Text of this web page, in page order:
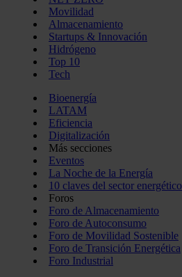
Movilidad
Almacenamiento
Startups & Innovación
Hidrógeno
Top 10
Tech
Bioenergía
LATAM
Eficiencia
Digitalización
Más secciones
Eventos
La Noche de la Energía
10 claves del sector energético
Foros
Foro de Almacenamiento
Foro de Autoconsumo
Foro de Movilidad Sostenible
Foro de Transición Energética
Foro Industrial